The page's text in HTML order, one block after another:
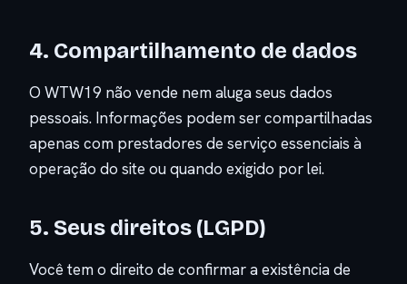
4. Compartilhamento de dados
O WTW19 não vende nem aluga seus dados
pessoais. Informações podem ser compartilhadas
apenas com prestadores de serviço essenciais à
operação do site ou quando exigido por lei.
5. Seus direitos (LGPD)
Você tem o direito de confirmar a existência de